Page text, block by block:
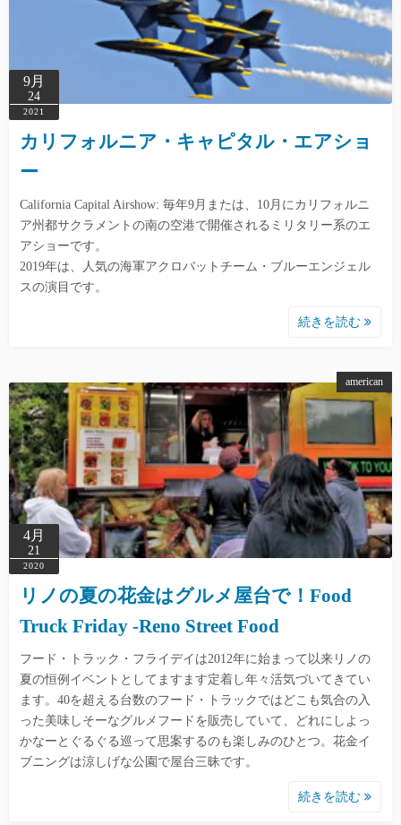
9月
24
2021
カリフォルニア・キャピタル・エアショ
ー
California Capital Airshow: 毎年9月または、10月にカリフォルニ
ア州都サクラメントの南の空港で開催されるミリタリー系のエ
アショーです。
2019年は、人気の海軍アクロバットチーム・ブルーエンジェル
スの演目です。
続きを読む
american
4月
21
2020
リノの夏の花金はグルメ屋台で！Food
Truck Friday -Reno Street Food
フード・トラック・フライデイは2012年に始まって以来リノの
夏の恒例イベントとしてますます定着し年々活気づいてきてい
ます。40を超える台数のフード・トラックではどこも気合の入
った美味しそーなグルメフードを販売していて、どれにしよっ
かなーとぐるぐる巡って思案するのも楽しみのひとつ。花金イ
ブニングは涼しげな公園で屋台三昧です。
続きを読む